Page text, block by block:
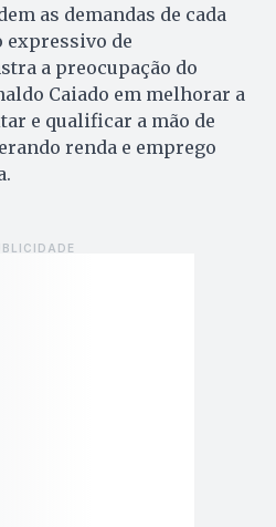
as demandas de cada
expressivo de
a preocupação do
Caiado em melhorar a
e qualificar a mão de
renda e emprego